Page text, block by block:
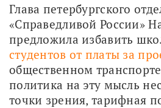
Глава петербургского
«Справедливой России»
студентов от платы за
общественном
политика на эту мысль
точки зрения, тарифная